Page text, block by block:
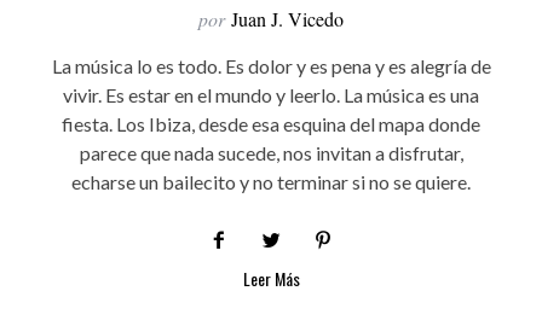
por Juan J. Vicedo
La música lo es todo. Es dolor y es pena y es alegría de
vivir. Es estar en el mundo y leerlo. La música es una
fiesta. Los Ibiza, desde esa esquina del mapa donde
parece que nada sucede, nos invitan a disfrutar,
echarse un bailecito y no terminar si no se quiere.
Leer Más